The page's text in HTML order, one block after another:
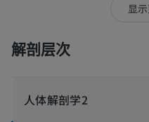
显
解剖层次
人体解剖学2